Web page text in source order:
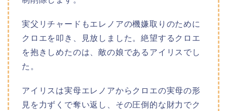
実父リチャードもエレノアの機嫌取りのために
クロエを叩き、見放しました。絶望するクロエ
を抱きしめたのは、敵の娘であるアイリスでし
た。
アイリスは実母エレノアからクロエの実母の形
見を力ずくで奪い返し、その圧倒的な財力でク